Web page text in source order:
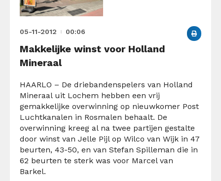
05-11-2012 00:06
Makkelijke winst voor Holland
Mineraal
HAARLO – De driebandenspelers van Holland
Mineraal uit Lochem hebben een vrij
gemakkelijke overwinning op nieuwkomer Post
Luchtkanalen in Rosmalen behaalt. De
overwinning kreeg al na twee partijen gestalte
door winst van Jelle Pijl op Wilco van Wijk in 47
beurten, 43-50, en van Stefan Spilleman die in
62 beurten te sterk was voor Marcel van
Barkel.